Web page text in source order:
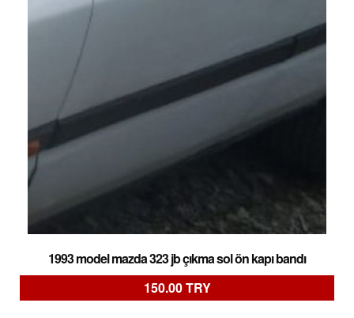
1993 model mazda 323 jb çıkma sol ön kapı bandı
150.00 TRY